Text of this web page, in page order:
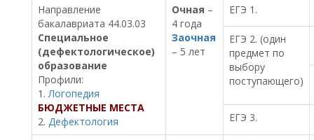
Направление
бакалавриата 44.03.03
Специальное
(дефектологическое)
образование
Профили:
1.Логопедия
БЮДЖЕТНЫЕ МЕСТА
2. Дефектология
Очная –
4 года
Заочная
– 5 лет
ЕГЭ 1.
ЕГЭ 2. (один
предмет по
выбору
поступающего)
ЕГЭ 3.